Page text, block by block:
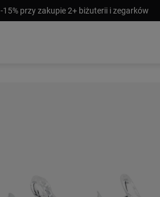
-15% przy zakupie 2+ biżuterii i zegarków